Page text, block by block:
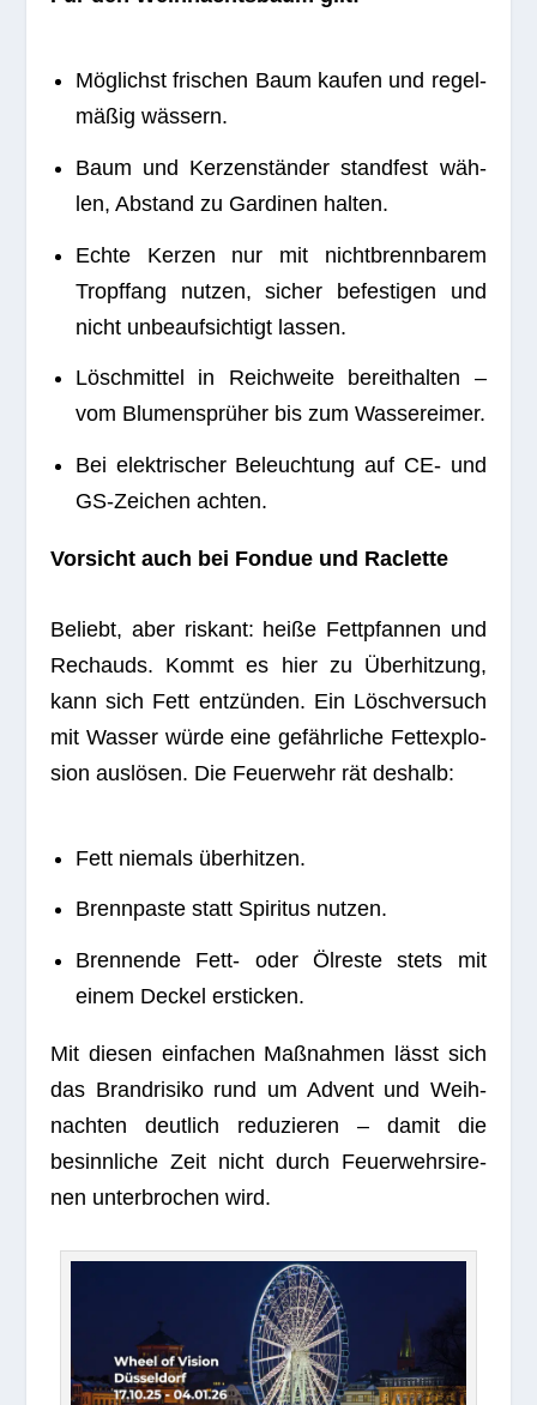
Mög­lichst fri­schen Baum kau­fen und regel­
mä­ßig wässern.
Baum und Ker­zen­stän­der stand­fest wäh­
len, Abstand zu Gar­di­nen halten.
Echte Ker­zen nur mit nicht­brenn­ba­rem
Tropf­fang nut­zen, sicher befes­ti­gen und
nicht unbe­auf­sich­tigt lassen.
Lösch­mit­tel in Reich­weite bereit­hal­ten –
vom Blu­men­sprü­her bis zum Wassereimer.
Bei elek­tri­scher Beleuch­tung auf CE- und
GS-Zei­chen achten.
Vor­sicht auch bei Fon­due und Raclette
Beliebt, aber ris­kant: heiße Fett­pfan­nen und
Rechauds. Kommt es hier zu Über­hit­zung,
kann sich Fett ent­zün­den. Ein Lösch­ver­such
mit Was­ser würde eine gefähr­li­che Fett­ex­plo­
sion aus­lö­sen. Die Feu­er­wehr rät deshalb:
Fett nie­mals überhitzen.
Brenn­paste statt Spi­ri­tus nutzen.
Bren­nende Fett- oder Ölreste stets mit
einem Deckel ersticken.
Mit die­sen ein­fa­chen Maß­nah­men lässt sich
das Brand­ri­siko rund um Advent und Weih­
nach­ten deut­lich redu­zie­ren – damit die
besinn­li­che Zeit nicht durch Feu­er­wehr­si­re­
nen unter­bro­chen wird.